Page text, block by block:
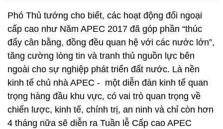
Phó Thủ tướng cho biết, các hoạt động đối ngoại
cấp cao như Năm APEC 2017 đã góp phần “thúc
đẩy cân bằng, đồng đều quan hệ với các nước lớn”,
tăng cường lòng tin và tranh thủ nguồn lực bên
ngoài cho sự nghiệp phát triển đất nước. Là nền
kinh tế chủ nhà APEC - một diễn đàn kinh tế quan
trọng hàng đầu khu vực, có vai trò quan trọng về
chiến lược, kinh tế, chính trị, an ninh và chỉ còn hơn
4 tháng nữa sẽ diễn ra Tuần lễ Cấp cao APEC